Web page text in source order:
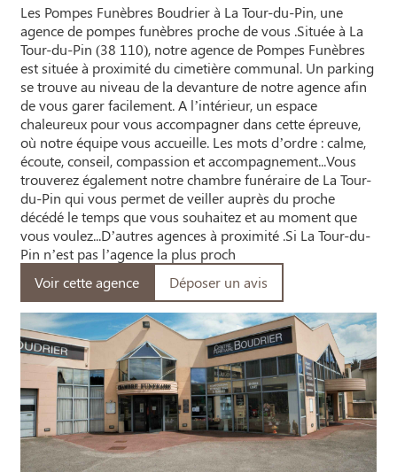
Les Pompes Funèbres Boudrier à La Tour-du-Pin, une
agence de pompes funèbres proche de vous .Située à La
Tour-du-Pin (38 110), notre agence de Pompes Funèbres
est située à proximité du cimetière communal. Un parking
se trouve au niveau de la devanture de notre agence afin
de vous garer facilement. A l’intérieur, un espace
chaleureux pour vous accompagner dans cette épreuve,
où notre équipe vous accueille. Les mots d’ordre : calme,
écoute, conseil, compassion et accompagnement...Vous
trouverez également notre chambre funéraire de La Tour-
du-Pin qui vous permet de veiller auprès du proche
décédé le temps que vous souhaitez et au moment que
vous voulez...D’autres agences à proximité .Si La Tour-du-
Pin n’est pas l’agence la plus proch
Voir cette agence
Déposer un avis